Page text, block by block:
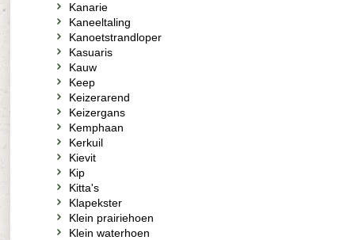
Kanarie
Kaneeltaling
Kanoetstrandloper
Kasuaris
Kauw
Keep
Keizerarend
Keizergans
Kemphaan
Kerkuil
Kievit
Kip
Kitta's
Klapekster
Klein prairiehoen
Klein waterhoen